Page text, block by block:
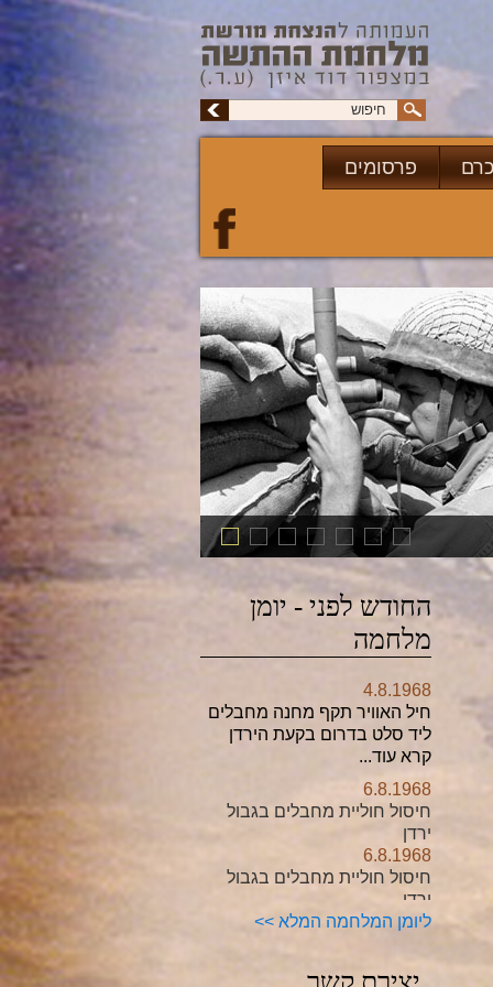
פרסומים
החודש לפני - יומן
מלחמה
6.8.1968
חיסול חוליית מחבלים בגבול
ירדן
6.8.1968
חיסול חוליית מחבלים בגבול
ירדן
12.8.1968
בגליל המערבי
קרא עוד...
18.8.1968
ליומן המלחמה המלא >>